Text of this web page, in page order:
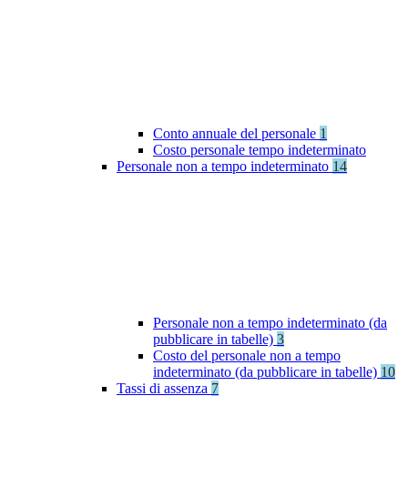
Conto annuale del personale 1
Costo personale tempo indeterminato
Personale non a tempo indeterminato 14
Personale non a tempo indeterminato (da
pubblicare in tabelle) 3
Costo del personale non a tempo
indeterminato (da pubblicare in tabelle) 10
Tassi di assenza 7